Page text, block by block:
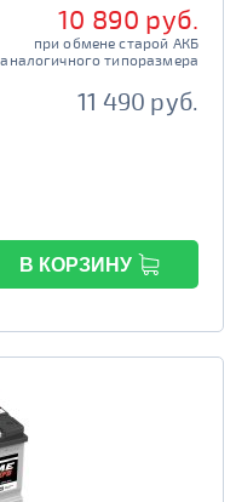
10 890 руб.
при обмене старой АКБ
аналогичного типоразмера
11 490 руб.
В КОРЗИНУ